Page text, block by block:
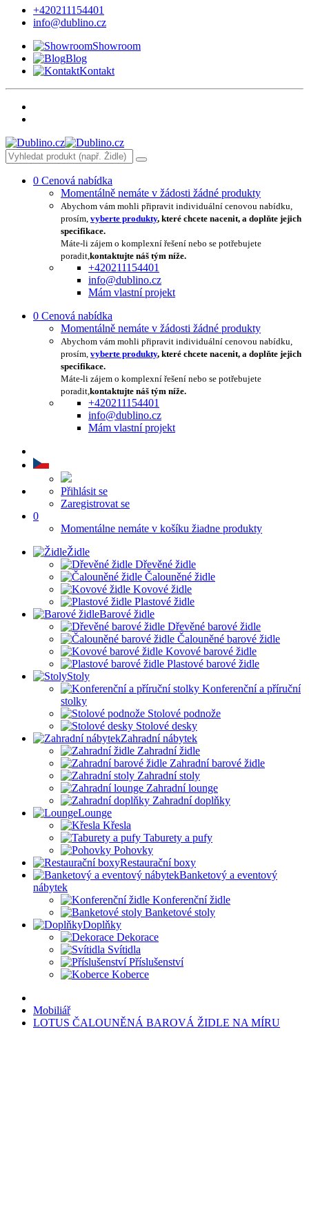
+420211154401
info@dublino.cz
Showroom
Blog
Kontakt
0 Cenová nabídka
Momentálně nemáte v žádosti žádné produkty
Abychom vám mohli připravit individuální cenovou nabídku,
prosím, vyberte produkty, které chcete nacenit, a doplňte jejich
specifikace.
Máte-li zájem o komplexní řešení nebo se potřebujete
poradit,kontaktujte náš tým níže.
+420211154401
info@dublino.cz
Mám vlastní projekt
0 Cenová nabídka
Momentálně nemáte v žádosti žádné produkty
Abychom vám mohli připravit individuální cenovou nabídku,
prosím, vyberte produkty, které chcete nacenit, a doplňte jejich
specifikace.
Máte-li zájem o komplexní řešení nebo se potřebujete
poradit,kontaktujte náš tým níže.
+420211154401
info@dublino.cz
Mám vlastní projekt
Přihlásit se
Zaregistrovat se
0
Momentálne nemáte v košíku žiadne produkty
Židle
Dřevěné židle
Čalouněné židle
Kovové židle
Plastové židle
Barové židle
Dřevěné barové židle
Čalouněné barové židle
Kovové barové židle
Plastové barové židle
Stoly
Konferenční a příruční
stolky
Stolové podnože
Stolové desky
Zahradní nábytek
Zahradní židle
Zahradní barové židle
Zahradní stoly
Zahradní lounge
Zahradní doplňky
Lounge
Křesla
Taburety a pufy
Pohovky
Restaurační boxy
Banketový a eventový
nábytek
Konferenční židle
Banketové stoly
Doplňky
Dekorace
Svítidla
Příslušenství
Koberce
Mobiliář
LOTUS ČALOUNĚNÁ BAROVÁ ŽIDLE NA MÍRU